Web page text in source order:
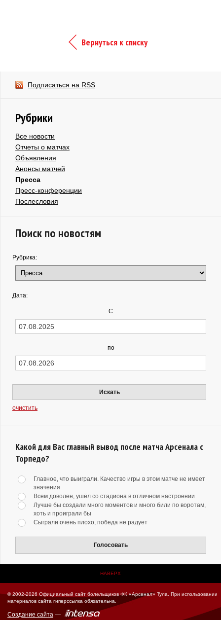
Вернуться к списку
Подписаться на RSS
Рубрики
Все новости
Отчеты о матчах
Объявления
Анонсы матчей
Пресса
Пресс-конференции
Послесловия
Поиск по новостям
Рубрика:
Дата:
С
по
Искать
очистить
Какой для Вас главный вывод после матча Арсенала с
Торпедо?
Главное, что выиграли. Качество игры в этом матче не имеет
значения
Всем доволен, ушёл со стадиона в отличном настроении
Лучше бы создали много моментов и много били по воротам,
хоть и проиграли бы
Сыграли очень плохо, победа не радует
Голосовать
НАВЕРХ
© 2002-2026 Официальный сайт болельщиков ФК «Арсенал» Тула.
При использовании
материалов сайта гиперссылка обязательна.
Создание сайта —